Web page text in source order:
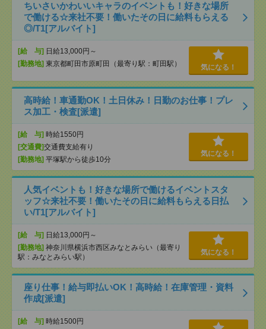
ちいさいかわいいキャラのイベントも！好きな場所
で働ける☆来社不要！働いたその日に給料もらえる
◎/T1[アルバイト]
[給 与] 日給13,000円～
[勤務地] 東京都町田市原町田（最寄り駅：町田駅） 気になる！
高時給！車通勤OK！土日休み！日勤のお仕事！プレ
ス加工・検査[派遣]
[給 与] 時給1550円
[交通費]交通費支給有り
[勤務地] 平塚駅から徒歩10分
気になる！
人気イベントも！好きな場所で働けるイベントスタ
ッフ☆来社不要！働いたその日に給料もらえる日払
い/T1[アルバイト]
[給 与] 日給13,000円～
[勤務地] 神奈川県横浜市西区みなとみらい（最寄り
駅：みなとみらい駅）
気になる！
座り仕事！給与即払いOK！高時給！在庫管理・資料
作成[派遣]
[給 与] 時給1500円